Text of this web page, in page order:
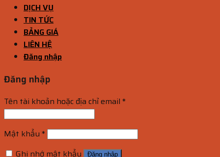
DỊCH VỤ
TIN TỨC
BẢNG GIÁ
LIÊN HỆ
Đăng nhập
Đăng nhập
Tên tài khoản hoặc địa chỉ email *
Mật khẩu *
Ghi nhớ mật khẩu
Đăng nhập